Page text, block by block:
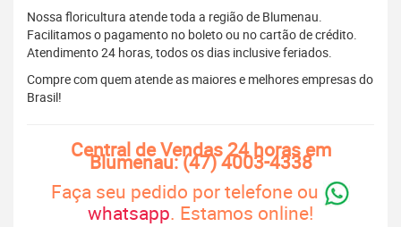
Nossa floricultura atende toda a região de Blumenau.
Facilitamos o pagamento no boleto ou no cartão de crédito.
Atendimento 24 horas, todos os dias inclusive feriados.
Compre com quem atende as maiores e melhores empresas do
Brasil!
Central de Vendas 24 horas em
Blumenau: (47) 4003-4338
Faça seu pedido por telefone ou
whatsapp. Estamos online!